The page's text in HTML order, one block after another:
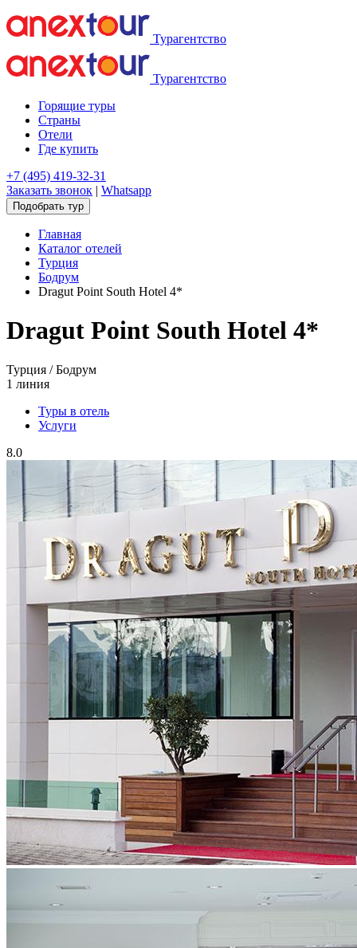
Турагентство
Турагентство
Горящие туры
Страны
Отели
Где купить
+7 (495) 419-32-31
Заказать звонок | Whatsapp
Подобрать тур
Главная
Каталог отелей
Турция
Бодрум
Dragut Point South Hotel 4*
Dragut Point South Hotel 4*
Турция / Бодрум
1 линия
Туры в отель
Услуги
8.0